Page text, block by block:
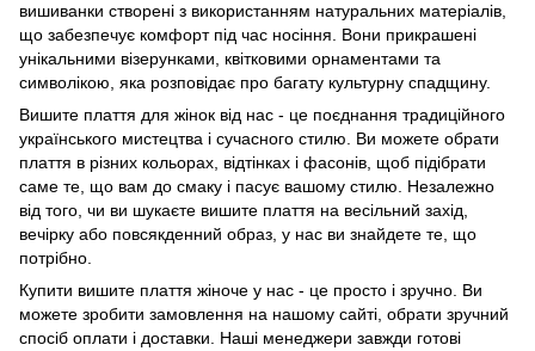
вишиванки створені з використанням натуральних матеріалів,
що забезпечує комфорт під час носіння. Вони прикрашені
унікальними візерунками, квітковими орнаментами та
символікою, яка розповідає про багату культурну спадщину.
Вишите плаття для жінок від нас - це поєднання традиційного
українського мистецтва і сучасного стилю. Ви можете обрати
плаття в різних кольорах, відтінках і фасонів, щоб підібрати
саме те, що вам до смаку і пасує вашому стилю. Незалежно
від того, чи ви шукаєте вишите плаття на весільний захід,
вечірку або повсякденний образ, у нас ви знайдете те, що
потрібно.
Купити вишите плаття жіноче у нас - це просто і зручно. Ви
можете зробити замовлення на нашому сайті, обрати зручний
спосіб оплати і доставки. Наші менеджери завжди готові